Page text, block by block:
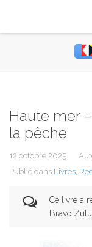
Haute mer
la pêche
12 octobre 2025
Publié dans Livres
Ce livre a
Bravo